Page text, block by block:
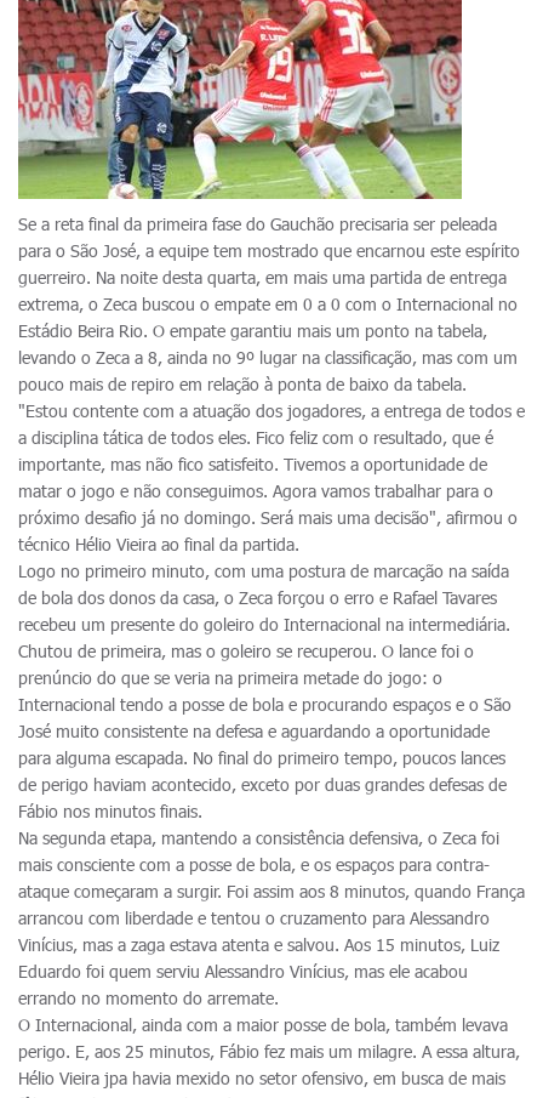
Se a reta final da primeira fase do Gauchão precisaria ser peleada
para o São José, a equipe tem mostrado que encarnou este espírito
guerreiro. Na noite desta quarta, em mais uma partida de entrega
extrema, o Zeca buscou o empate em 0 a 0 com o Internacional no
Estádio Beira Rio. O empate garantiu mais um ponto na tabela,
levando o Zeca a 8, ainda no 9º lugar na classificação, mas com um
pouco mais de repiro em relação à ponta de baixo da tabela.
"Estou contente com a atuação dos jogadores, a entrega de todos e
a disciplina tática de todos eles. Fico feliz com o resultado, que é
importante, mas não fico satisfeito. Tivemos a oportunidade de
matar o jogo e não conseguimos. Agora vamos trabalhar para o
próximo desafio já no domingo. Será mais uma decisão", afirmou o
técnico Hélio Vieira ao final da partida.
Logo no primeiro minuto, com uma postura de marcação na saída
de bola dos donos da casa, o Zeca forçou o erro e Rafael Tavares
recebeu um presente do goleiro do Internacional na intermediária.
Chutou de primeira, mas o goleiro se recuperou. O lance foi o
prenúncio do que se veria na primeira metade do jogo: o
Internacional tendo a posse de bola e procurando espaços e o São
José muito consistente na defesa e aguardando a oportunidade
para alguma escapada. No final do primeiro tempo, poucos lances
de perigo haviam acontecido, exceto por duas grandes defesas de
Fábio nos minutos finais.
Na segunda etapa, mantendo a consistência defensiva, o Zeca foi
mais consciente com a posse de bola, e os espaços para contra-
ataque começaram a surgir. Foi assim aos 8 minutos, quando França
arrancou com liberdade e tentou o cruzamento para Alessandro
Vinícius, mas a zaga estava atenta e salvou. Aos 15 minutos, Luiz
Eduardo foi quem serviu Alessandro Vinícius, mas ele acabou
errando no momento do arremate.
O Internacional, ainda com a maior posse de bola, também levava
perigo. E, aos 25 minutos, Fábio fez mais um milagre. A essa altura,
Hélio Vieira jpa havia mexido no setor ofensivo, em busca de mais